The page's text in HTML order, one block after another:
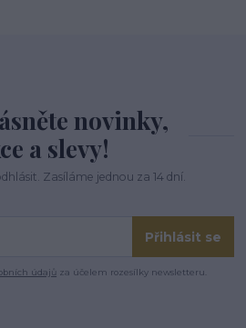
novinky,
a slevy!
Zasíláme jednou za 14 dní.
Přihlásit se
údajů za účelem rozesílky newsletteru.